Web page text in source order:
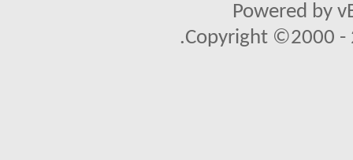
Powered by
Copyright ©2000 -